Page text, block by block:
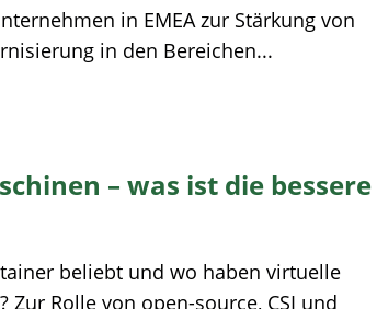
in EMEA zur Stärkung von
in den Bereichen...
– was ist die bessere
beliebt und wo haben virtuelle
Rolle von open-source, CSI und